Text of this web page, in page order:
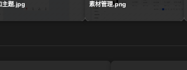
主题.jpg 素材管理.png